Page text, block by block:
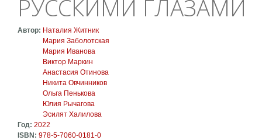
РУССКИМИ ГЛАЗАМИ
Автор: Наталия Житник
Мария Заболотская
Мария Иванова
Виктор Маркин
Анастасия Отинова
Никита Овчинников
Ольга Пенькова
Юлия Рычагова
Эсилят Халилова
Год: 2022
ISBN: 978-5-7060-0181-0